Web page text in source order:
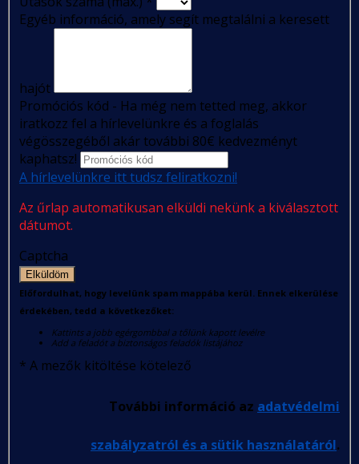
Egyéb információ, amely segít megtalálni a keresett
hajót
Promóciós kód - Ha még nem tetted meg, akkor
iratkozz fel a hírlevelünkre és a foglalás
végösszegéből akár további 80€ kedvezményt
kaphatsz!
A hírlevelünkre itt tudsz feliratkozni!
Az űrlap automatikusan elküldi nekünk a kiválasztott
dátumot.
Captcha
Elküldöm
Előfordulhat, hogy levelünk spam mappába kerül. Ennek elkerülése
érdekében, tedd a következőket:
Kattints a jobb egérgombbal a tőlünk kapott levélre
Add a feladót a biztonságos feladók listájához
* A mezők kitöltése kötelező
További információ az adatvédelmi
szabályzatról és a sütik használatáról.